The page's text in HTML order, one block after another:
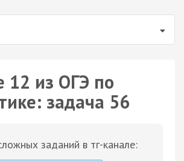
12 из ОГЭ по
задача 56
заданий в тг-канале: